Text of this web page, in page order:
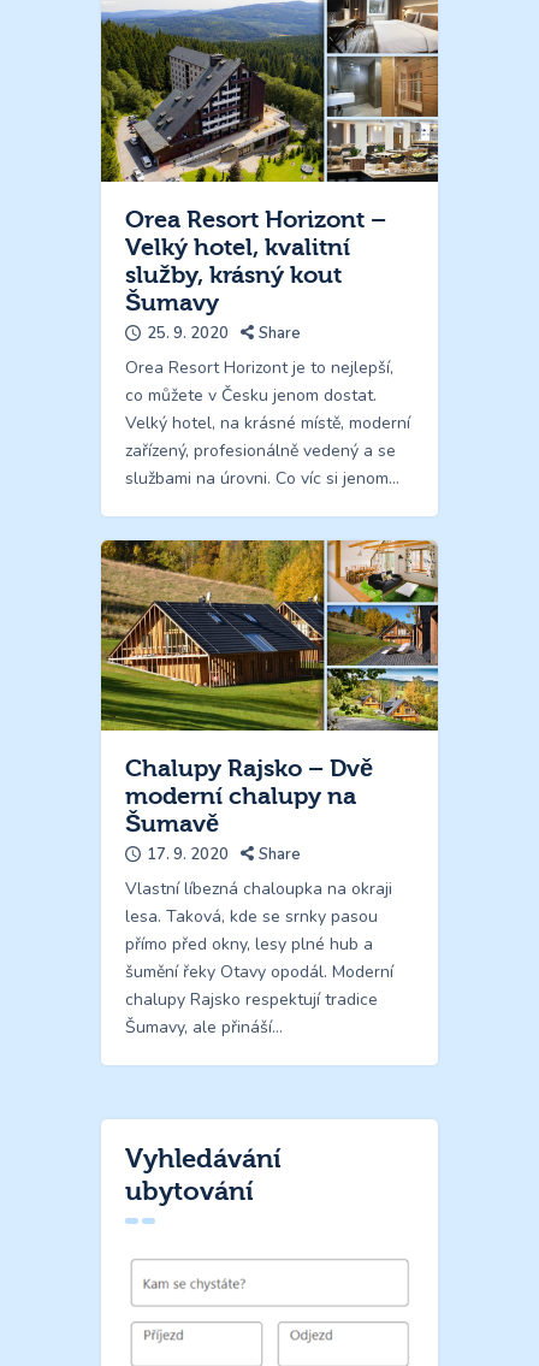
Orea Resort Horizont –
Velký hotel, kvalitní
služby, krásný kout
Šumavy
25. 9. 2020 Share
Orea Resort Horizont je to nejlepší,
co můžete v Česku jenom dostat.
Velký hotel, na krásné místě, moderní
zařízený, profesionálně vedený a se
službami na úrovni. Co víc si jenom…
Chalupy Rajsko – Dvě
moderní chalupy na
Šumavě
17. 9. 2020 Share
Vlastní líbezná chaloupka na okraji
lesa. Taková, kde se srnky pasou
přímo před okny, lesy plné hub a
šumění řeky Otavy opodál. Moderní
chalupy Rajsko respektují tradice
Šumavy, ale přináší…
Vyhledávání
ubytování